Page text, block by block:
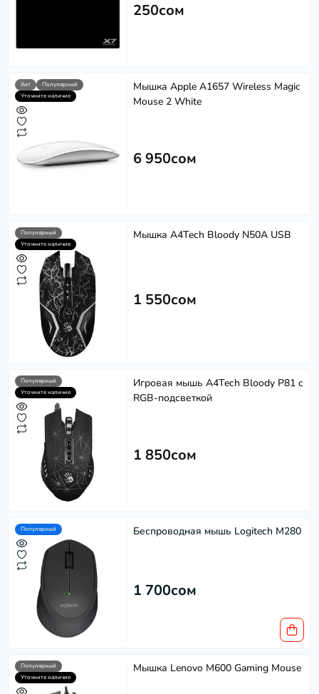
250сом
Хит
Популярный
Уточните наличие
Мышка Apple A1657 Wireless Magic
Mouse 2 White
6 950сом
Популярный
Уточните наличие
Мышка A4Tech Bloody N50A USB
1 550сом
Популярный
Уточните наличие
Игровая мышь A4Tech Bloody P81 с
RGB-подсветкой
1 850сом
Популярный Беспроводная мышь Logitech M280
1 700сом
Популярный
Уточните наличие
Мышка Lenovo M600 Gaming Mouse